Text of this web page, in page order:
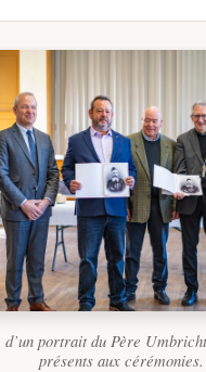
d’un portrait du Père
présents aux cérémonies.